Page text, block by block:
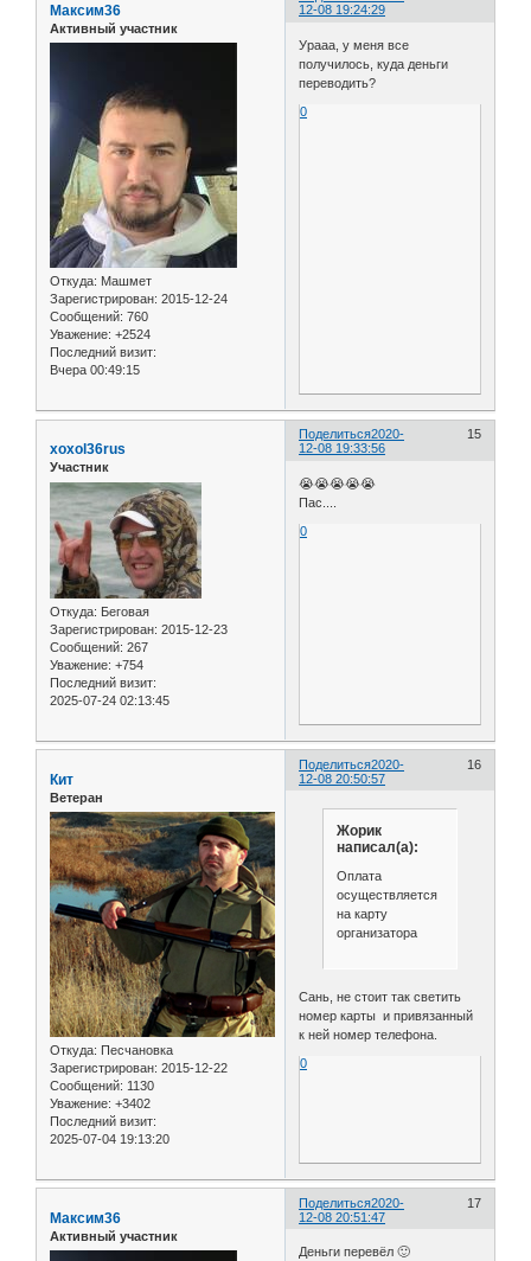
12-08 19:24:29
Максим36
Активный участник
Откуда: Машмет
Зарегистрирован: 2015-12-24
Сообщений: 760
Уважение: +2524
Последний визит:
Вчера 00:49:15
Урааа, у меня все
получилось, куда деньги
переводить?
0
Поделиться 15
2020-
12-08 19:33:56
xoxol36rus
Участник
Откуда: Беговая
Зарегистрирован: 2015-12-23
Сообщений: 267
Уважение: +754
Последний визит:
2025-07-24 02:13:45
😭😭😭😭😭
Пас....
0
Поделиться 16
2020-
12-08 20:50:57
Кит
Ветеран
Откуда: Песчановка
Зарегистрирован: 2015-12-22
Сообщений: 1130
Уважение: +3402
Последний визит:
2025-07-04 19:13:20
Жорик
написал(а):
Оплата
осуществляется
на карту
организатора
Сань, не стоит так светить
номер карты и привязанный
к ней номер телефона.
0
Поделиться 17
2020-
12-08 20:51:47
Максим36
Активный участник
Деньги перевёл 🙂